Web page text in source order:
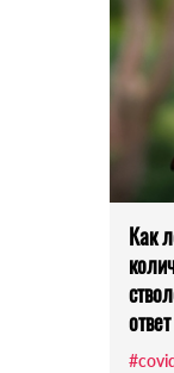
Как
ответ